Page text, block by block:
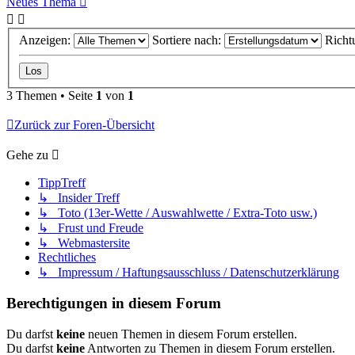
Anzeigen: Sortiere nach:
3 Themen • Seite 1 von 1
Zurück zur Foren-Übersicht
Gehe zu
TippTreff
↳ Insider Treff
↳ Toto (13er-Wette / Auswahlwette / Extra-Toto usw.)
↳ Frust und Freude
↳ Webmastersite
Rechtliches
↳ Impressum / Haftungsausschluss / Datenschutzerklärung
Berechtigungen in diesem Forum
Du darfst keine neuen Themen in diesem Forum erstellen.
Du darfst keine Antworten zu Themen in diesem Forum erstellen.